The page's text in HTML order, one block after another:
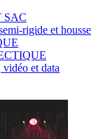
SAC
rigide et housse
et data